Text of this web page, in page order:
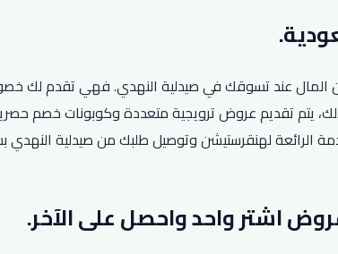
عند تسوقك في صيدلية النهدي. فهي تقدم لك
الرائعة لهنقرستيشن وتوصيل طلبك من صيدلية